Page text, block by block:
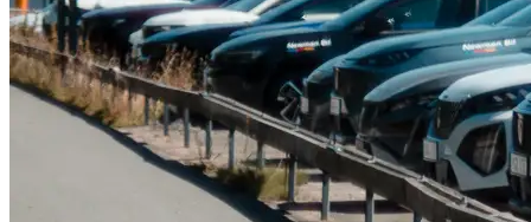
Serviceverkstad